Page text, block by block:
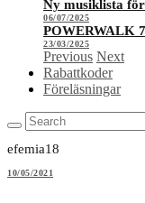
Ny musiklista
06/07/2025
POWERWALK
23/03/2025
Previous Next
Rabattkoder
Föreläsningar
efemia18
10/05/2021